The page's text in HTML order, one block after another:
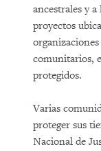
ancestrales y
proyectos
comunitarios,
protegidos.
Varias
proteger sus
Nacional de